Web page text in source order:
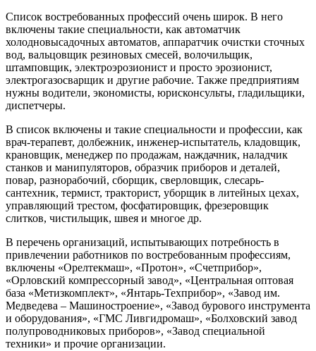
Список востребованных профессий очень широк. В него
включены такие специальности, как автоматчик
холодновысадочных автоматов, аппаратчик очистки сточных
вод, вальцовщик резиновых смесей, волочильщик,
штамповщик, электроэрозионист и просто эрозионист,
электрогазосварщик и другие рабочие. Также предприятиям
нужны водители, экономисты, юрисконсульты, гладильщики,
диспетчеры.
В список включены и такие специальности и профессии, как
врач-терапевт, долбежник, инженер-испытатель, кладовщик,
крановщик, менеджер по продажам, наждачник, наладчик
станков и манипуляторов, образчик приборов и деталей,
повар, разнорабочий, сборщик, сверловщик, слесарь-
сантехник, термист, тракторист, уборщик в литейных цехах,
управляющий трестом, фосфатировщик, фрезеровщик
слитков, чистильщик, швея и многое др.
В перечень организаций, испытывающих потребность в
привлечении работников по востребованным профессиям,
включены «Орелтекмаш», «Протон», «Счетприбор»,
«Орловский компрессорный завод», «Центральная оптовая
база «Метизкомплект», «Янтарь-Техприбор», «Завод им.
Медведева – Машиностроение», «Завод бурового инструмента
и оборудования», «ГМС Ливгидромаш», «Болховский завод
полупроводниковых приборов», «Завод специальной
техники» и прочие организации.